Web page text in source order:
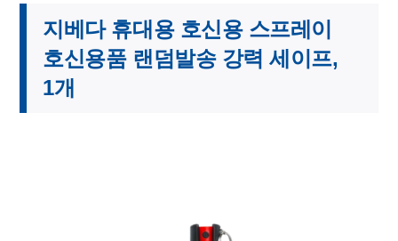
지베다 휴대용 호신용 스프레이
호신용품 랜덤발송 강력 세이프,
1개